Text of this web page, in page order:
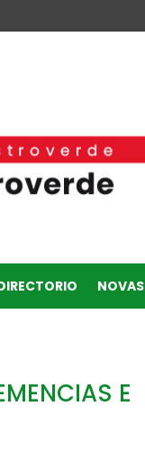
NOVAS
E